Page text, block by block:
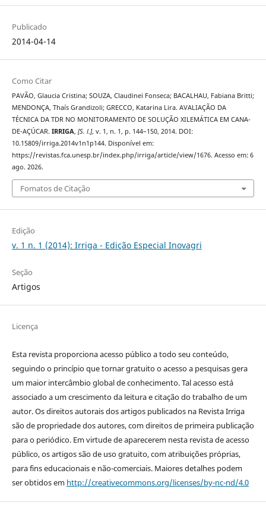
Publicado
2014-04-14
Como Citar
PAVÃO, Glaucia Cristina; SOUZA, Claudinei Fonseca; BACALHAU, Fabiana Britti;
MENDONÇA, Thaís Grandizoli; GRECCO, Katarina Lira. AVALIAÇÃO DA
TÉCNICA DA TDR NO MONITORAMENTO DE SOLUÇÃO XILEMÁTICA EM CANA-
DE-AÇÚCAR. IRRIGA, [S. l.], v. 1, n. 1, p. 144–150, 2014. DOI:
10.15809/irriga.2014v1n1p144. Disponível em:
https://revistas.fca.unesp.br/index.php/irriga/article/view/1676. Acesso em: 6
ago. 2026.
Fomatos de Citação
Edição
v. 1 n. 1 (2014): Irriga - Edição Especial Inovagri
Seção
Artigos
Licença
Esta revista proporciona acesso público a todo seu conteúdo,
seguindo o princípio que tornar gratuito o acesso a pesquisas gera
um maior intercâmbio global de conhecimento. Tal acesso está
associado a um crescimento da leitura e citação do trabalho de um
autor. Os direitos autorais dos artigos publicados na Revista Irriga
são de propriedade dos autores, com direitos de primeira publicação
para o periódico. Em virtude de aparecerem nesta revista de acesso
público, os artigos são de uso gratuito, com atribuições próprias,
para fins educacionais e não-comerciais. Maiores detalhes podem
ser obtidos em http://creativecommons.org/licenses/by-nc-nd/4.0